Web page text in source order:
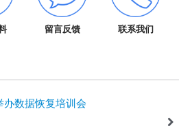
留言反馈 联系我们
办数据恢复培训会